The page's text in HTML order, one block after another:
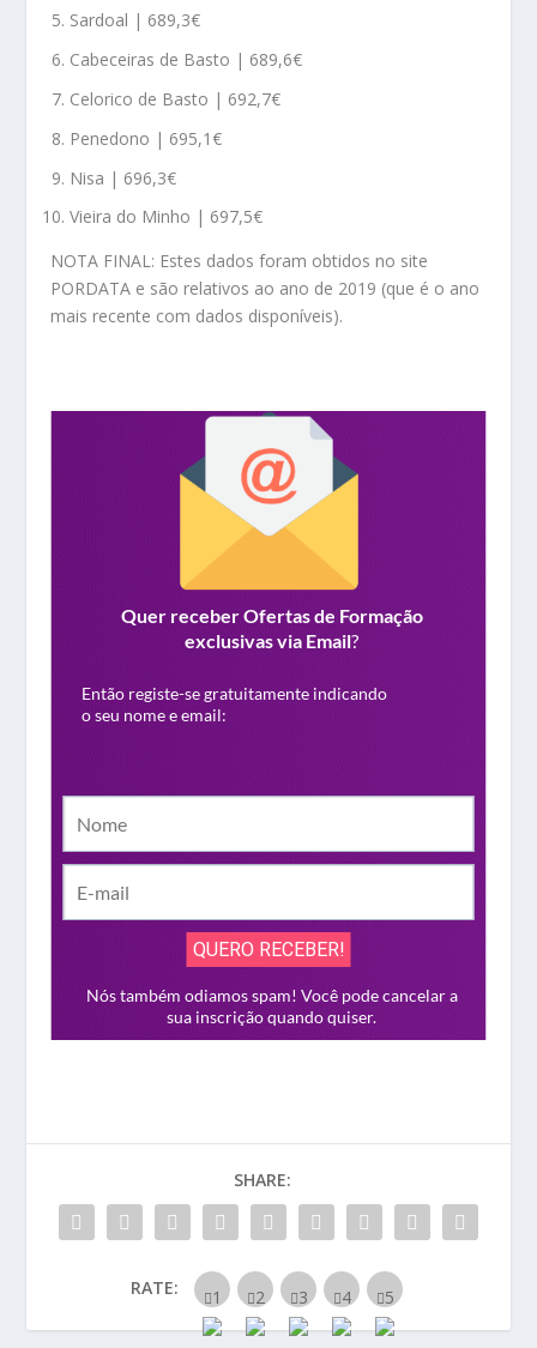
Sardoal | 689,3€
Cabeceiras de Basto | 689,6€
Celorico de Basto | 692,7€
Penedono | 695,1€
Nisa | 696,3€
Vieira do Minho | 697,5€
NOTA FINAL: Estes dados foram obtidos no site
PORDATA e são relativos ao ano de 2019 (que é o ano
mais recente com dados disponíveis).
SHARE:
RATE: